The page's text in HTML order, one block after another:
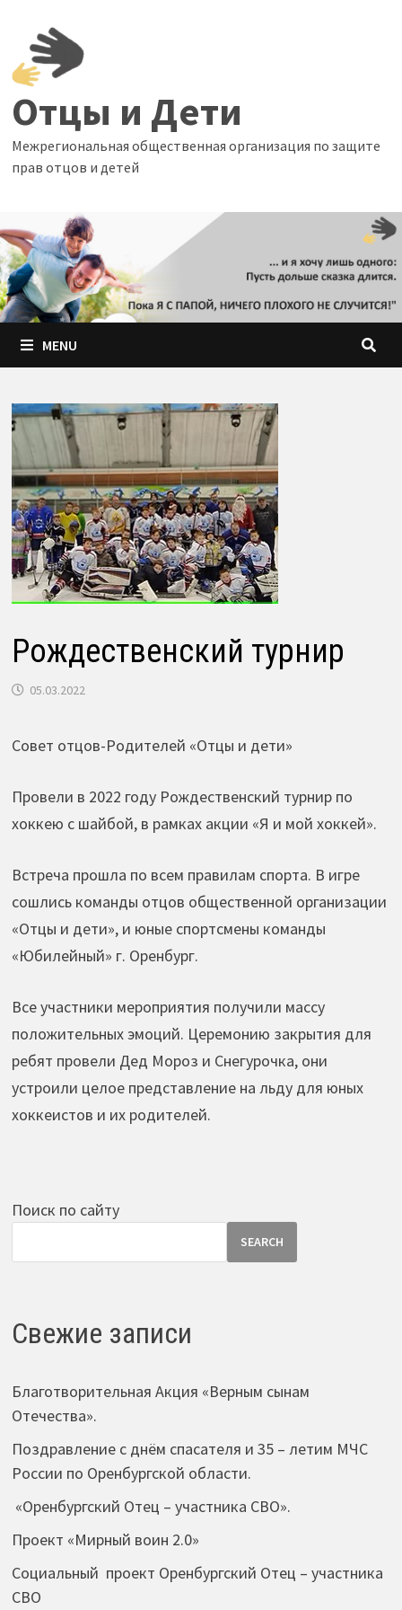
content
Отцы и Дети
Межрегиональная общественная организация по защите
прав отцов и детей
MENU
Рождественский турнир
05.03.2022
Совет отцов-Родителей «Отцы и дети»
Провели в 2022 году Рождественский турнир по
хоккею с шайбой, в рамках акции «Я и мой хоккей».
Встреча прошла по всем правилам спорта. В игре
сошлись команды отцов общественной организации
«Отцы и дети», и юные спортсмены команды
«Юбилейный» г. Оренбург.
Все участники мероприятия получили массу
положительных эмоций. Церемонию закрытия для
ребят провели Дед Мороз и Снегурочка, они
устроили целое представление на льду для юных
хоккеистов и их родителей.
Поиск по сайту
SEARCH
Свежие записи
Благотворительная Акция «Верным сынам
Отечества».
Поздравление с днём спасателя и 35 – летим МЧС
России по Оренбургской области.
«Оренбургский Отец – участника СВО».
Проект «Мирный воин 2.0»
Социальный проект Оренбургский Отец – участника
СВО